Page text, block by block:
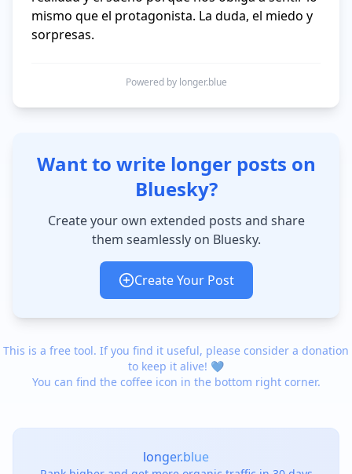
mismo que el protagonista. La duda, el miedo y
sorpresas.
Powered by longer.blue
Want to write longer posts on
Bluesky?
Create your own extended posts and share
them seamlessly on Bluesky.
Create Your Post
This is a free tool. If you find it useful, please consider a donation
to keep it alive! 💙
You can find the coffee icon in the bottom right corner.
longer.blue